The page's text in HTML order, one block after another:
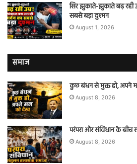
सिर झुकाते-झुकाते बढ़ रही
सबसे बड़ा दुश्मन
August 1, 2026
समाज
कुछ बंधन से मुक्त हो, अपने
August 8, 2026
परंपरा और संविधान के
August 8, 2026